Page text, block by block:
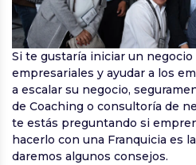
Si te gustaría iniciar un
empresariales y ayudar a los
a escalar su negocio,
de Coaching o consultoría de
te estás preguntando si
hacerlo con una Franquicia es
daremos algunos consejos.